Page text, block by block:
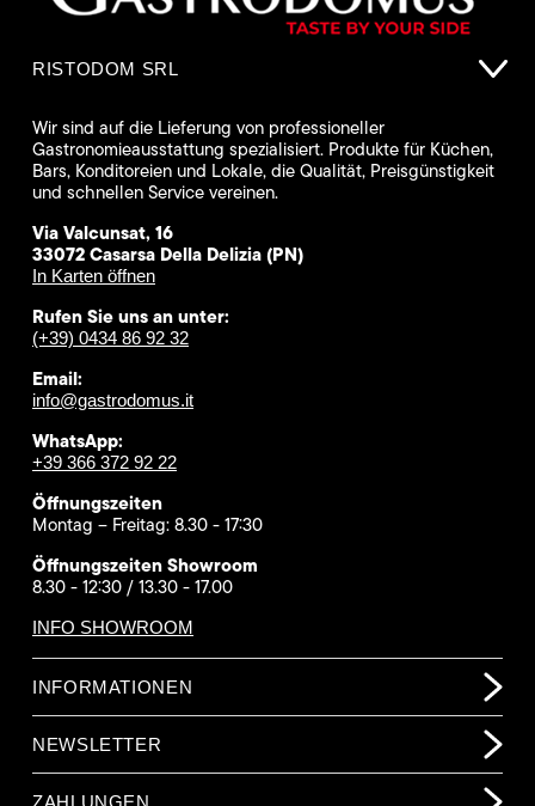
RISTODOM SRL
Wir sind auf die Lieferung von professioneller
Gastronomieausstattung spezialisiert. Produkte für Küchen,
Bars, Konditoreien und Lokale, die Qualität, Preisgünstigkeit
und schnellen Service vereinen.
Via Valcunsat, 16
33072 Casarsa Della Delizia (PN)
In Karten öffnen
Rufen Sie uns an unter:
(+39) 0434 86 92 32
Email:
info@gastrodomus.it
WhatsApp:
+39 366 372 92 22
Öffnungszeiten
Montag – Freitag: 8.30 - 17:30
Öffnungszeiten Showroom
8.30 - 12:30 / 13.30 - 17.00
INFO SHOWROOM
INFORMATIONEN
NEWSLETTER
ZAHLUNGEN